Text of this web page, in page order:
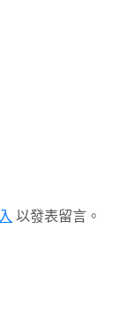
以發表留言。